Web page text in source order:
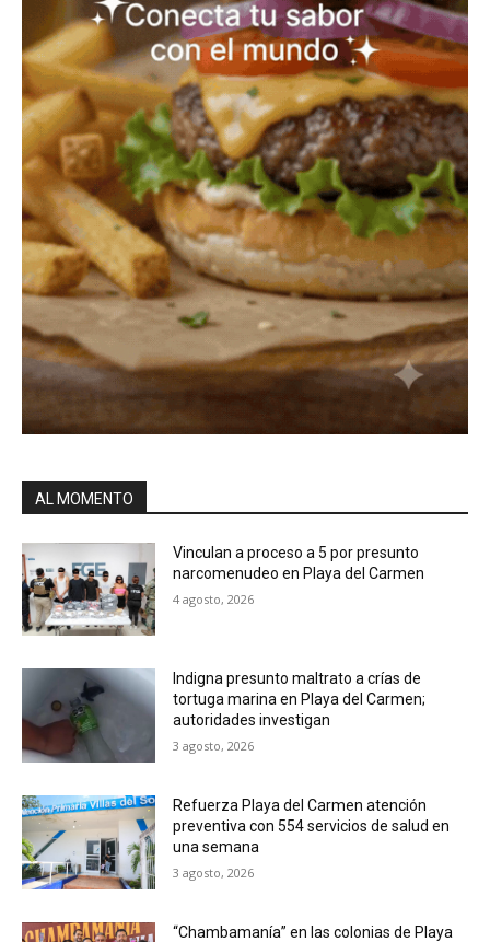
AL MOMENTO
Vinculan a proceso a 5 por presunto
narcomenudeo en Playa del Carmen
4 agosto, 2026
Indigna presunto maltrato a crías de
tortuga marina en Playa del Carmen;
autoridades investigan
3 agosto, 2026
Refuerza Playa del Carmen atención
preventiva con 554 servicios de salud en
una semana
3 agosto, 2026
“Chambamanía” en las colonias de Playa